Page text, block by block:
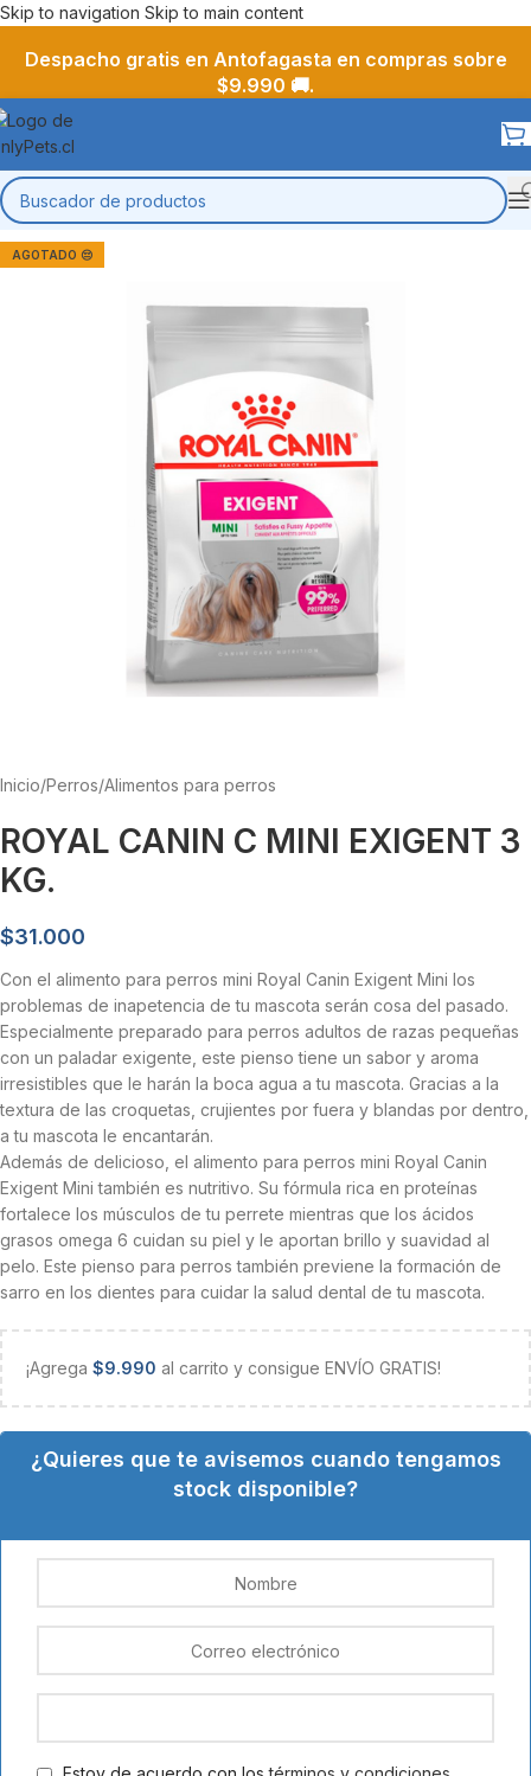
Skip to navigation Skip to main content
Despacho gratis en Antofagasta en compras sobre
$9.990 🚚.
AGOTADO 😔
Inicio/Perros/Alimentos para perros
ROYAL CANIN C MINI EXIGENT 3
KG.
$31.000
Con el alimento para perros mini Royal Canin Exigent Mini los
problemas de inapetencia de tu mascota serán cosa del pasado.
Especialmente preparado para perros adultos de razas pequeñas
con un paladar exigente, este pienso tiene un sabor y aroma
irresistibles que le harán la boca agua a tu mascota. Gracias a la
textura de las croquetas, crujientes por fuera y blandas por dentro,
a tu mascota le encantarán.
Además de delicioso, el alimento para perros mini Royal Canin
Exigent Mini también es nutritivo. Su fórmula rica en proteínas
fortalece los músculos de tu perrete mientras que los ácidos
grasos omega 6 cuidan su piel y le aportan brillo y suavidad al
pelo. Este pienso para perros también previene la formación de
sarro en los dientes para cuidar la salud dental de tu mascota.
¡Agrega $9.990 al carrito y consigue ENVÍO GRATIS!
¿Quieres que te avisemos cuando tengamos
stock disponible?